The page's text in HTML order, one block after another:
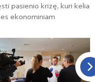
pasienio krizę, kuri kelia
ekonominiam